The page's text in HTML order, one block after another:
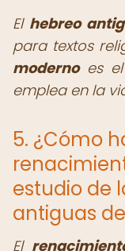
El hebreo
para textos
modernoes el
emplea en la
5. ¿Cómo
estudio de
antiguas
El